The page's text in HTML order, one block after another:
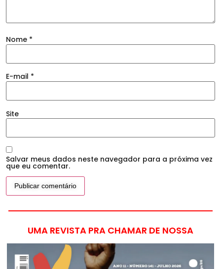
Nome *
E-mail *
Site
Salvar meus dados neste navegador para a próxima vez
que eu comentar.
UMA REVISTA PRA CHAMAR DE NOSSA